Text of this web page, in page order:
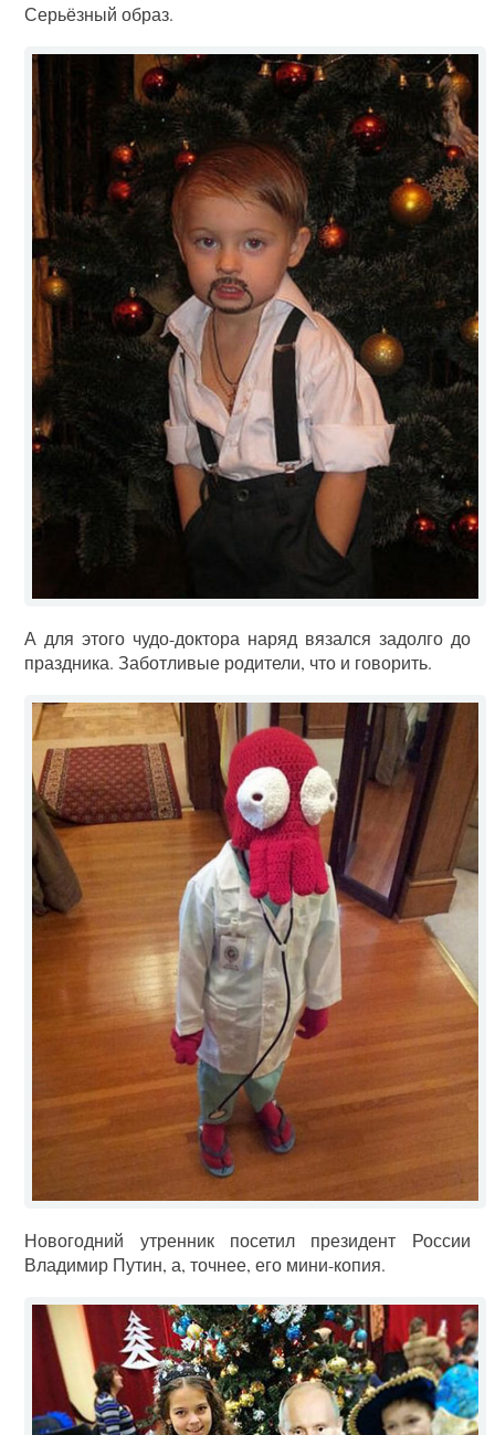
Серьёзный образ.
А для этого чудо-доктора наряд вязался задолго до
праздника. Заботливые родители, что и говорить.
Новогодний утренник посетил президент России
Владимир Путин, а, точнее, его мини-копия.